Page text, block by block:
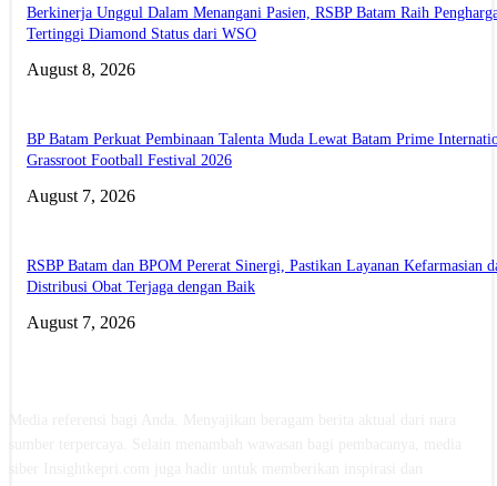
Berkinerja Unggul Dalam Menangani Pasien, RSBP Batam Raih
Tertinggi Diamond Status dari WSO
August 8, 2026
BP Batam Perkuat Pembinaan Talenta Muda Lewat Batam Prime
Grassroot Football Festival 2026
August 7, 2026
RSBP Batam dan BPOM Pererat Sinergi, Pastikan Layanan Kefarmasian
Distribusi Obat Terjaga dengan Baik
August 7, 2026